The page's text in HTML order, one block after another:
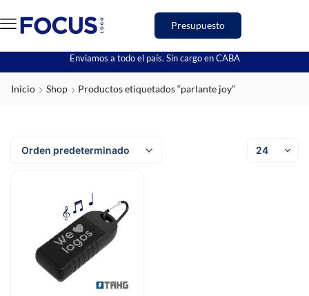
Presupuesto
Enviamos a todo el país. Sin cargo en CABA
Inicio Shop Productos etiquetados “parlante joy”